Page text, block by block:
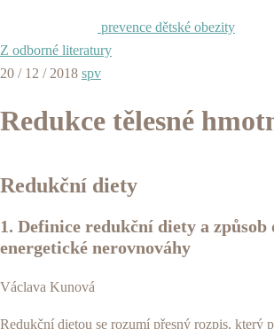
prevence dětské obezity
Z odborné literatury
20 / 12 / 2018 spv
Redukce tělesné
Redukční diety
1. Definice redukční diety a způsob
energetické nerovnováhy
Václava Kunová
Redukční dietou se rozumí přesný rozpis, který